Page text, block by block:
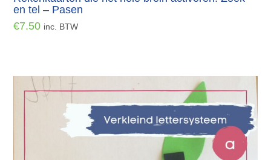
en tel – Pasen
€7.50 inc. BTW